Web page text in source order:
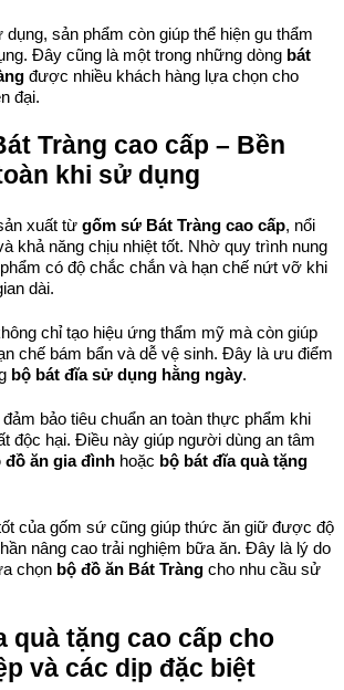
dụng, sản phẩm còn giúp thể hiện gu thẩm
Đây cũng là một trong những dòng bát
được nhiều khách hàng lựa chọn cho
đại.
Tràng cao cấp – Bền
khi sử dụng
xuất từ gốm sứ Bát Tràng cao cấp, nổi
khả năng chịu nhiệt tốt. Nhờ quy trình nung
có độ chắc chắn và hạn chế nứt vỡ khi
dài.
chỉ tạo hiệu ứng thẩm mỹ mà còn giúp
chế bám bẩn và dễ vệ sinh. Đây là ưu điểm
bộ bát đĩa sử dụng hằng ngày.
bảo tiêu chuẩn an toàn thực phẩm khi
độc hại. Điều này giúp người dùng an tâm
đồ ăn gia đình hoặc bộ bát đĩa quà tặng
của gốm sứ cũng giúp thức ăn giữ được độ
nâng cao trải nghiệm bữa ăn. Đây là lý do
chọn bộ đồ ăn Bát Tràng cho nhu cầu sử
quà tặng cao cấp cho
và các dịp đặc biệt